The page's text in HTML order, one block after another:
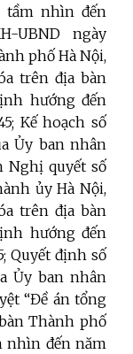
tầm nhìn đến
UBND ngày
phố Hà Nội,
trên địa bàn
hướng đến
Kế hoạch số
Ủy ban nhân
Nghị quyết số
ủy Hà Nội,
trên địa bàn
hướng đến
Quyết định số
Ủy ban nhân
“Đề án tổng
Thành phố
nhìn đến năm